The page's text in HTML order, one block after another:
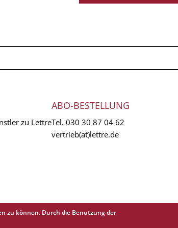
zu Lettre
ABO-BESTELLUNG
Tel. 030 30 87 04 62
vertrieb(at)lettre.de
zu können. Durch die Benutzung der